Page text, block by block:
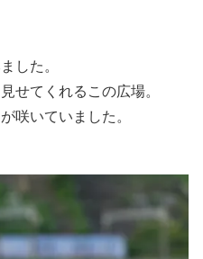
した。
せてくれるこの広場。
咲いていました。